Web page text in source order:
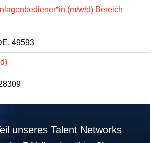
(m/w/d) Bereich
49593
unseres Talent Networks